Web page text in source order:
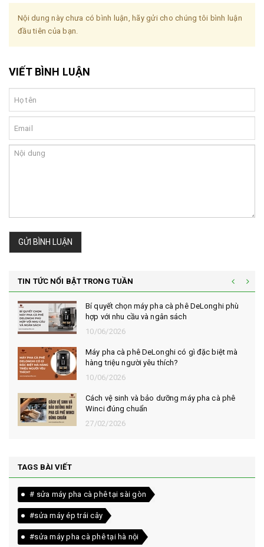
Nội dung này chưa có bình luận, hãy gửi cho chúng tôi bình luận
đầu tiên của bạn.
VIẾT BÌNH LUẬN
GỬI BÌNH LUẬN
TIN TỨC NỔI BẬT TRONG TUẦN
Bí quyết chọn máy pha cà phê DeLonghi phù
hợp với nhu cầu và ngân sách
10/06/2026
Máy pha cà phê DeLonghi có gì đặc biệt mà
hàng triệu người yêu thích?
10/06/2026
Cách vệ sinh và bảo dưỡng máy pha cà phê
Winci đúng chuẩn
27/02/2026
TAGS BÀI VIẾT
# sửa máy pha cà phê tại sài gòn
#sửa máy ép trái cây
#sửa máy pha cà phê tại hà nội